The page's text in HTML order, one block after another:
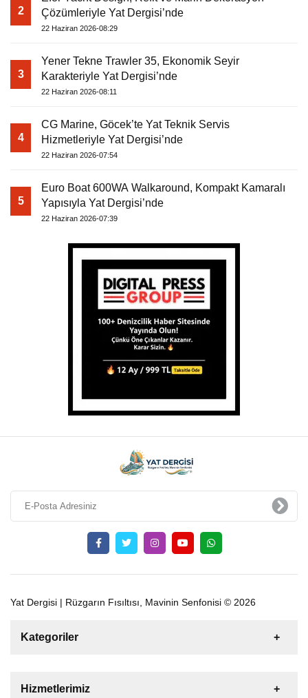
2
Çözümleriyle Yat Dergisi’nde
22 Haziran 2026-08:29
3
Yener Tekne Trawler 35, Ekonomik Seyir
Karakteriyle Yat Dergisi’nde
22 Haziran 2026-08:11
4
CG Marine, Göcek’te Yat Teknik Servis
Hizmetleriyle Yat Dergisi’nde
22 Haziran 2026-07:54
5
Euro Boat 600WA Walkaround, Kompakt Kamaralı
Yapısıyla Yat Dergisi’nde
22 Haziran 2026-07:39
Yat Dergisi | Rüzgarın Fısıltısı, Mavinin Senfonisi © 2026
Kategoriler
Tekne
Hizmetlerimiz